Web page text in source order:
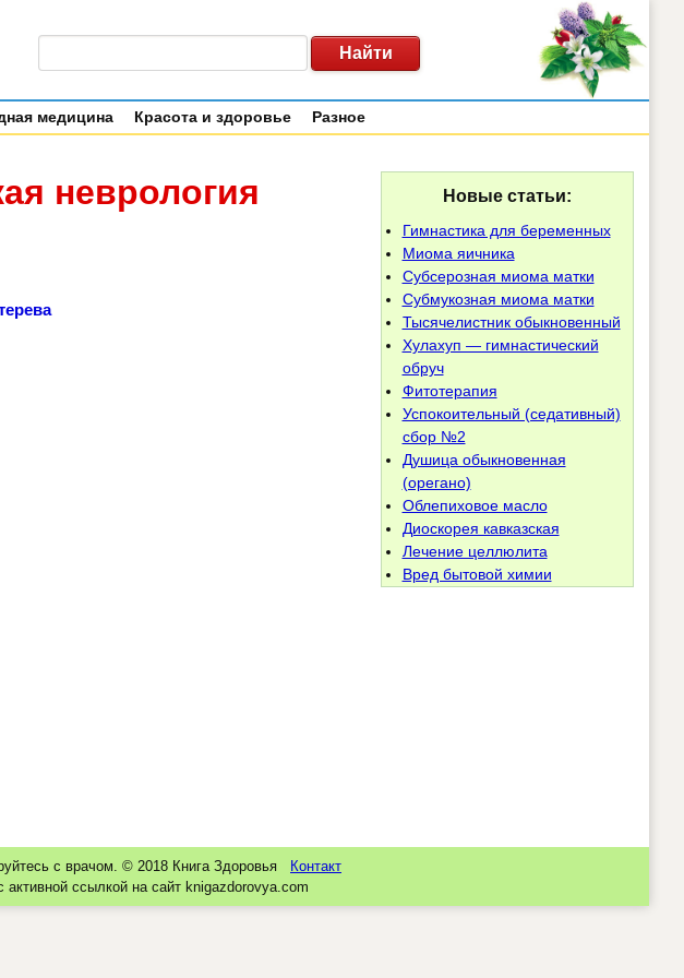
медицина Красота и здоровье Разное
неврология Новые статьи:
Гимнастика для беременных
Миома яичника
Субсерозная миома матки
Субмукозная миома матки
Тысячелистник обыкновенный
Хулахуп — гимнастический
обруч
Фитотерапия
Успокоительный (седативный)
сбор №2
Душица обыкновенная
(орегано)
Облепиховое масло
Диоскорея кавказская
Лечение целлюлита
Вред бытовой химии
с врачом. © 2018 Книга Здоровья
Контакт
ссылкой на сайт knigazdorovya.com